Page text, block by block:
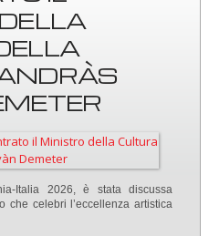
Italia 2026, è stata discussa
che celebri l’eccellenza artistica